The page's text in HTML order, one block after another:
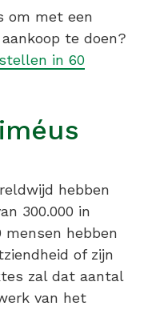
om met een
te doen?
in 60
hebben
300.000 in
mensen hebben
of zijn
zal dat aantal
van het